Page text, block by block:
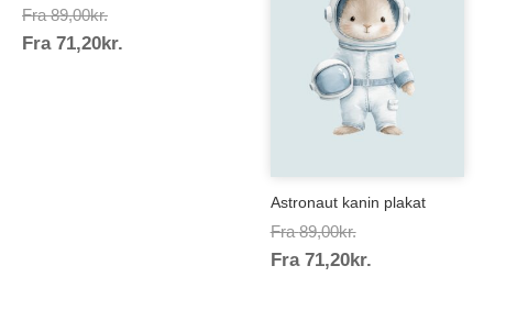
Fra 89,00kr.Prisinterval:
89,00kr.
Fra 71,20kr.
Astronaut kanin plakat
Fra 89,00kr.Prisinterval:
89,00kr.
Fra 71,20kr.Prisinterval: